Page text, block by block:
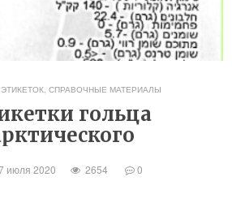
,СПРАВОЧНЫЕ МАТЕРИАЛЫ
гольца
июля 2020 2654 0